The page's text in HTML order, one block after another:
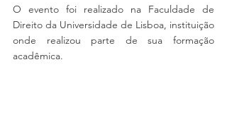
O evento foi realizado na Faculdade de
Direito da Universidade de Lisboa, instituição
onde realizou parte de sua formação
acadêmica.